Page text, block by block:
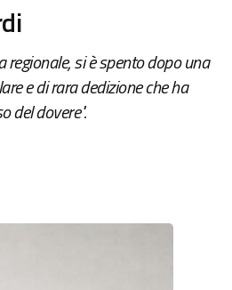
si è spento dopo una
e di rara dedizione che ha
del dovere".